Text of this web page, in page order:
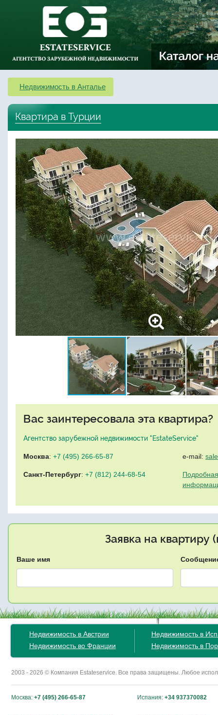
Недвижимость в Анталье
Квартира в Турции
Вас заинтересовала эта квартира?
Агентство зарубежной недвижимости "EstateService"
Москва: +7 (495) 266-65-87
Санкт-Петербург: +7 (812) 244-68-54
e-mail:
Заявка на квартиру
Ваше имя
Недвижимость в Австрии
Недвижимость во Франции
Недвижимость в
Недвижимость в
2003 - 2026 © Компания Estateservice. Все права защищены. Любое
Москва: +7 (495) 266-65-87 Испания: +34 937370082